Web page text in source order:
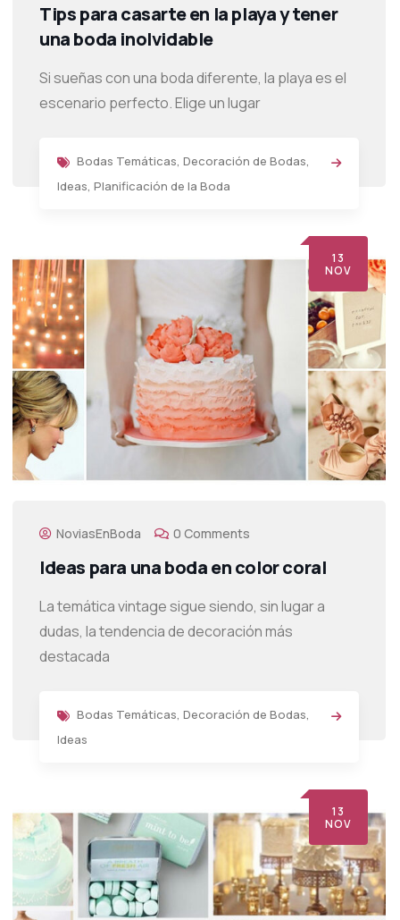
Tips para casarte en la playa y tener
una boda inolvidable
Si sueñas con una boda diferente, la playa es el
escenario perfecto. Elige un lugar
Bodas Temáticas, Decoración de Bodas,
Ideas, Planificación de la Boda
13
NOV
NoviasEnBoda 0 Comments
Ideas para una boda en color coral
La temática vintage sigue siendo, sin lugar a
dudas, la tendencia de decoración más
destacada
Bodas Temáticas, Decoración de Bodas,
Ideas
13
NOV